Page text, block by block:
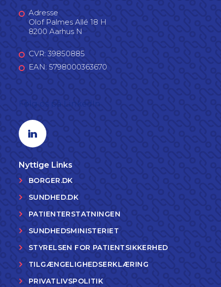
Adresse
Olof Palmes Allé 18 H
8200 Aarhus N
CVR: 39850885
EAN: 5798000363670
Linkedin profil
Nyttige Links
BORGER.DK
SUNDHED.DK
PATIENTERSTATNINGEN
SUNDHEDSMINISTERIET
STYRELSEN FOR PATIENTSIKKERHED
TILGÆNGELIGHEDSERKLÆRING
PRIVATLIVSPOLITIK